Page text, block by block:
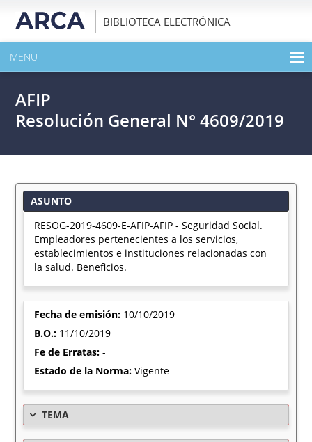
BIBLIOTECA ELECTRÓNICA
MENU
EXPANDIR TODO EL CONTENIDO DE LA PUBLICACIÓN
AFIP
Resolución General N° 4609/2019
ASUNTO
RESOG-2019-4609-E-AFIP-AFIP - Seguridad Social.
Empleadores pertenecientes a los servicios,
establecimientos e instituciones relacionadas con
la salud. Beneficios.
Fecha de emisión: 10/10/2019
B.O.: 11/10/2019
Fe de Erratas:-
Estado de la Norma:Vigente
TEMA